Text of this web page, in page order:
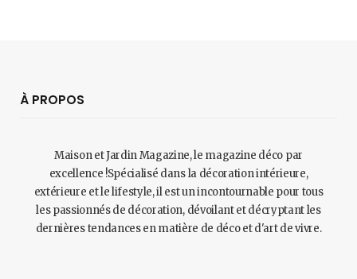
À PROPOS
Maison et Jardin Magazine, le magazine déco par
excellence !Spécialisé dans la décoration intérieure,
extérieure et le lifestyle, il est un incontournable pour tous
les passionnés de décoration, dévoilant et décryptant les
dernières tendances en matière de déco et d'art de vivre.